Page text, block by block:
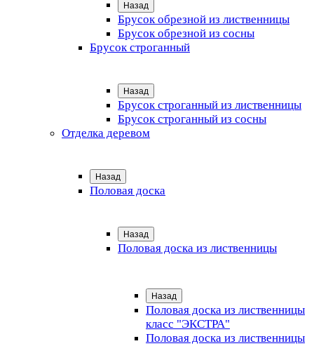
Назад
Брусок обрезной из лиственницы
Брусок обрезной из сосны
Брусок строганный
Назад
Брусок строганный из лиственницы
Брусок строганный из сосны
Отделка деревом
Назад
Половая доска
Назад
Половая доска из лиственницы
Назад
Половая доска из лиственницы
класс "ЭКСТРА"
Половая доска из лиственницы